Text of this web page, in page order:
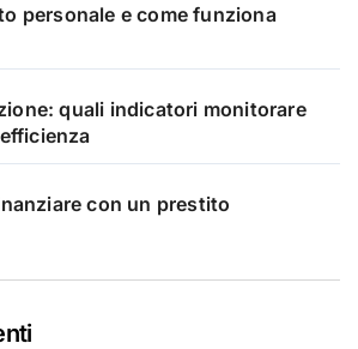
personale e come funziona
quali indicatori monitorare
con un prestito